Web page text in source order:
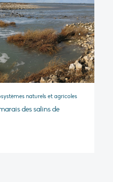
naturels et agricoles
des salins de